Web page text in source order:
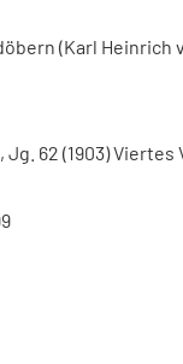
(Karl Heinrich
, Jg. 62 (1903)